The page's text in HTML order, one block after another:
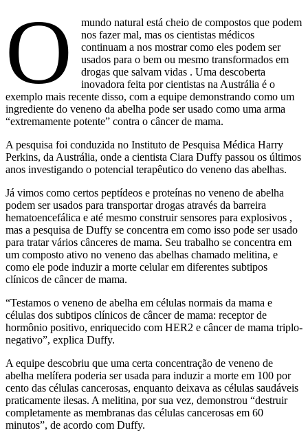
O
mundo natural está cheio de compostos que podem
nos fazer mal, mas os cientistas médicos
continuam a nos mostrar como eles podem ser
usados ​​para o bem ou mesmo transformados em
drogas que salvam vidas . Uma descoberta
inovadora feita por cientistas na Austrália é o
exemplo mais recente disso, com a equipe demonstrando como um
ingrediente do veneno da abelha pode ser usado como uma arma
“extremamente potente” contra o câncer de mama.
A pesquisa foi conduzida no Instituto de Pesquisa Médica Harry
Perkins, da Austrália, onde a cientista Ciara Duffy passou os últimos
anos investigando o potencial terapêutico do veneno das abelhas.
Já vimos como certos peptídeos e proteínas no veneno de abelha
podem ser usados ​​para transportar drogas através da barreira
hematoencefálica e até mesmo construir sensores para explosivos ,
mas a pesquisa de Duffy se concentra em como isso pode ser usado
para tratar vários cânceres de mama. Seu trabalho se concentra em
um composto ativo no veneno das abelhas chamado melitina, e
como ele pode induzir a morte celular em diferentes subtipos
clínicos de câncer de mama.
“Testamos o veneno de abelha em células normais da mama e
células dos subtipos clínicos de câncer de mama: receptor de
hormônio positivo, enriquecido com HER2 e câncer de mama triplo-
negativo”, explica Duffy.
A equipe descobriu que uma certa concentração de veneno de
abelha melífera poderia ser usada para induzir a morte em 100 por
cento das células cancerosas, enquanto deixava as células saudáveis ​​
praticamente ilesas. A melitina, por sua vez, demonstrou “destruir
completamente as membranas das células cancerosas em 60
minutos”, de acordo com Duffy.